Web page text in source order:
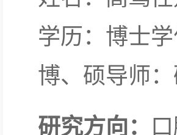
学历：博士
博、硕导师
研究方向：